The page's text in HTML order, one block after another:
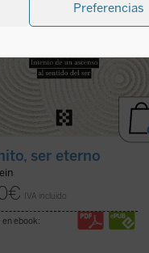
Preferencias
ser eterno
€ IVA incluido
ebook: